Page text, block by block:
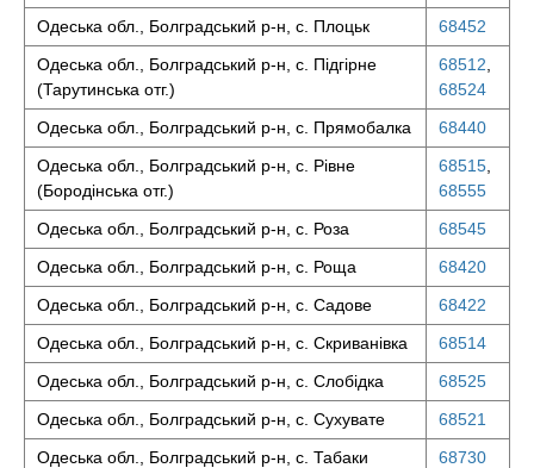
Одеська обл., Болградський р-н, с. Плоцьк
68452
Одеська обл., Болградський р-н, с. Підгірне
(Тарутинська отг.)
68512
68524
Одеська обл., Болградський р-н, с. Прямобалка
68440
Одеська обл., Болградський р-н, с. Рівне
(Бородінська отг.)
68515
68555
Одеська обл., Болградський р-н, с. Роза
68545
Одеська обл., Болградський р-н, с. Роща
68420
Одеська обл., Болградський р-н, с. Садове
68422
Одеська обл., Болградський р-н, с. Скриванівка
68514
Одеська обл., Болградський р-н, с. Слобідка
68525
Одеська обл., Болградський р-н, с. Сухувате
68521
Одеська обл., Болградський р-н, с. Табаки
68730